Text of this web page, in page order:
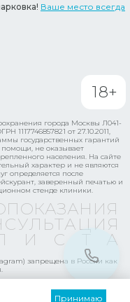
Ваше место всегда
18+
города Москвы Л041-
1117746857821 от 27.10.2011,
государственных гарантий
не оказывает
населения. На сайте
характер и не являются
определяется после
заверенный печатью и
стенде клиники.
запрещена в России как
Принимаю